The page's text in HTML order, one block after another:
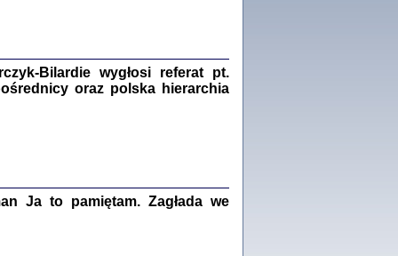
Warszawa 2022
Bańkowska
Bilardie wygłosi referat pt.
oraz polska hierarchia
Ja to pamiętam. Zagłada we